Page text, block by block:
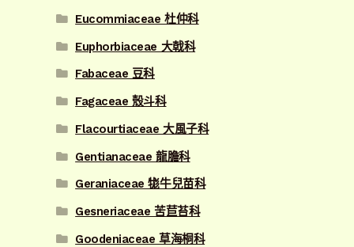
Eucommiaceae 杜仲科
Euphorbiaceae 大戟科
Fabaceae 豆科
Fagaceae 殼斗科
Flacourtiaceae 大風子科
Gentianaceae 龍膽科
Geraniaceae 牻牛兒苗科
Gesneriaceae 苦苣苔科
Goodeniaceae 草海桐科